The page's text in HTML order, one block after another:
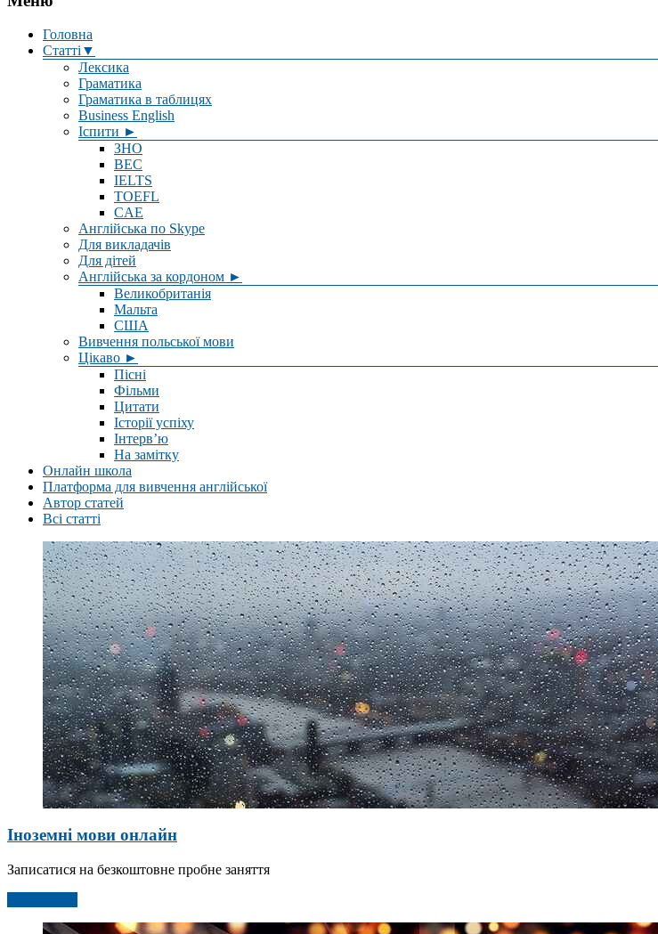
Головна
Статті▼
Лексика
Граматика
Граматика в таблицях
Business English
Іспити ►
ЗНО
BEC
IELTS
TOEFL
CAE
Англійська по Skype
Для викладачів
Для дітей
Англійська за кордоном ►
Великобританія
Мальта
США
Вивчення польської мови
Цікаво ►
Пісні
Фільми
Цитати
Історії успіху
Інтерв’ю
На замітку
Онлайн школа
Платформа для вивчення англійської
Автор статей
Всі статті
Іноземні мови онлайн
Записатися на безкоштовне пробне заняття